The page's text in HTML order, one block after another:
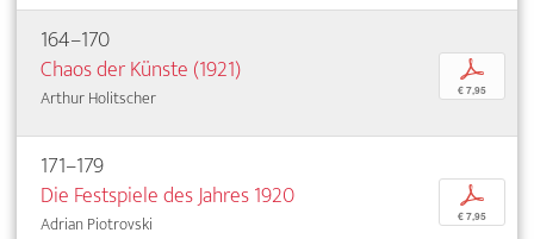
164–170
Chaos der Künste (1921)
Arthur Holitscher
p
€ 7,95
171–179
Die Festspiele des Jahres 1920
Adrian Piotrovski
p
€ 7,95